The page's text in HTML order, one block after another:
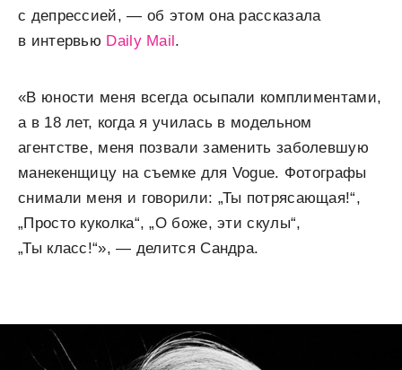
с депрессией, — об этом она рассказала
в интервью Daily Mail.
«В юности меня всегда осыпали комплиментами,
а в 18 лет, когда я училась в модельном
агентстве, меня позвали заменить заболевшую
манекенщицу на съемке для Vogue. Фотографы
снимали меня и говорили: „Ты потрясающая!“,
„Просто куколка“, „О боже, эти скулы“,
„Ты класс!“», — делится Сандра.